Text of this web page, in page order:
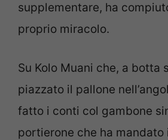
supplementare, ha
proprio miracolo.
Su Kolo Muani che, a botta
piazzato il pallone
fatto i conti col gambone
portierone che ha mandato